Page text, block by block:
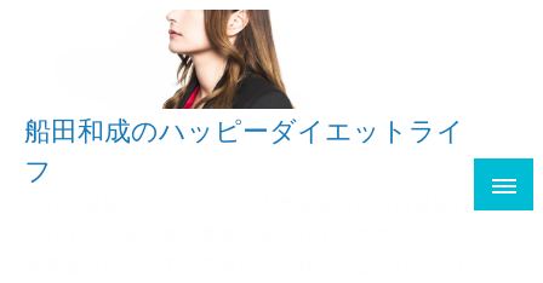
船田和成のハッピーダイエットライ
フ